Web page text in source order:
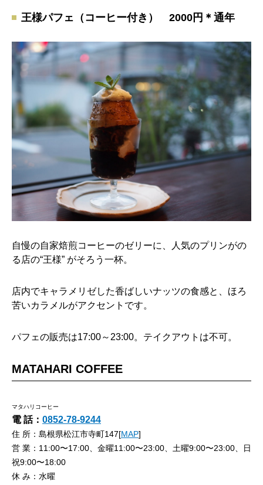
王様パフェ（コーヒー付き） 2000円＊通年
自慢の自家焙煎コーヒーのゼリーに、人気のプリンがの
る店の“王様” がそろう一杯。
店内でキャラメリゼした香ばしいナッツの食感と、ほろ
苦いカラメルがアクセントです。
パフェの販売は17:00～23:00。テイクアウトは不可。
MATAHARI COFFEE
マタハリコーヒー
電 話： 0852-78-9244
住 所：島根県松江市寺町147[MAP]
営 業：11:00〜17:00、金曜11:00〜23:00、土曜9:00〜23:00、日
祝9:00〜18:00
休 み：水曜